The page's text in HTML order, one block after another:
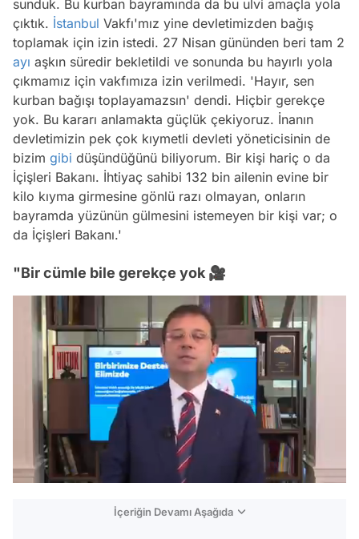
sunduk. Bu kurban bayramında da bu ulvi amaçla yola
çıktık. İstanbul Vakfı'mız yine devletimizden bağış
toplamak için izin istedi. 27 Nisan gününden beri tam 2
ayı aşkın süredir bekletildi ve sonunda bu hayırlı yola
çıkmamız için vakfımıza izin verilmedi. 'Hayır, sen
kurban bağışı toplayamazsın' dendi. Hiçbir gerekçe
yok. Bu kararı anlamakta güçlük çekiyoruz. İnanın
devletimizin pek çok kıymetli devleti yöneticisinin de
bizim gibi düşündüğünü biliyorum. Bir kişi hariç o da
İçişleri Bakanı. İhtiyaç sahibi 132 bin ailenin evine bir
kilo kıyma girmesine gönlü razı olmayan, onların
bayramda yüzünün gülmesini istemeyen bir kişi var; o
da İçişleri Bakanı.'
"Bir cümle bile gerekçe yok 🎥
/
İçeriğin Devamı Aşağıda